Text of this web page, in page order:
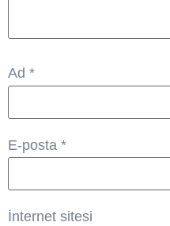
Ad *
E-posta *
İnternet sitesi